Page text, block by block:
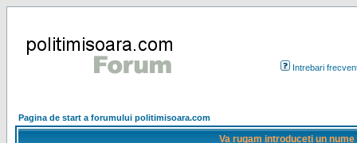
Intrebari
Pagina de start a forumului politimisoara.com
Va rugam introduceti un